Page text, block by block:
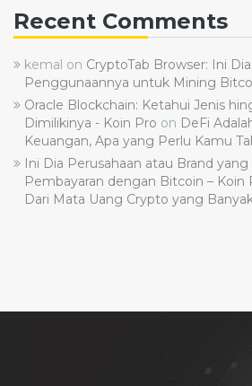
Recent Comments
kemal on CryptoTab Browser: Ini Dia
Penggunaannya untuk Mining
Oracle Blockchain: Ketahui Jenis
Dimilikinya - Koin Pro on DeFi
Keuangan, Apa yang Perlu Kamu
Ini Dia Perusahaan atau Brand
Pembayaran dengan Bitcoin – Koin
Dari Mata Uang Crypto yang